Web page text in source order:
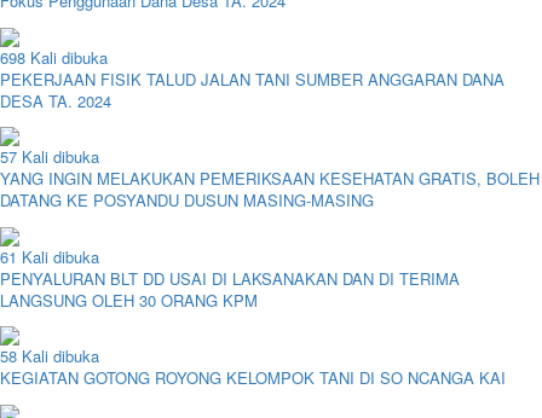
698 Kali dibuka
PEKERJAAN FISIK TALUD JALAN TANI SUMBER ANGGARAN DANA
DESA TA. 2024
57 Kali dibuka
YANG INGIN MELAKUKAN PEMERIKSAAN KESEHATAN GRATIS, BOLEH
DATANG KE POSYANDU DUSUN MASING-MASING
61 Kali dibuka
PENYALURAN BLT DD USAI DI LAKSANAKAN DAN DI TERIMA
LANGSUNG OLEH 30 ORANG KPM
58 Kali dibuka
KEGIATAN GOTONG ROYONG KELOMPOK TANI DI SO NCANGA KAI